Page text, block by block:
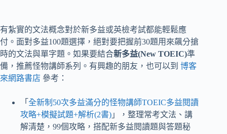
有紮實的文法概念對於新多益或英檢考試都能輕鬆應
付。面對多益100題選擇，絕對要把握前30題用來飆分搶
時的文法與單字題。如果要結合新多益(New TOEIC)準
備，推薦怪物講師系列。有興趣的朋友，也可以到 博客
來網路書店 參考：
「 全新制50次多益滿分的怪物講師TOEIC多益閱讀
攻略+模擬試題+解析(2書) 」，整理常考文法、講
解清楚，99個攻略，搭配新多益閱讀題與答題秘